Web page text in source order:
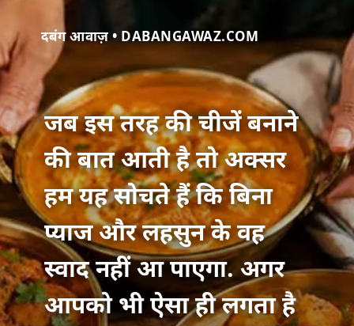
दबंग आवाज़ • DABANGAWAZ.COM
जब इस तरह की चीजें बनाने
की बात आती है तो अक्सर
हम यह सोचते हैं कि बिना
प्याज और लहसुन के वह
स्वाद नहीं आ पाएगा. अगर
आपको भी ऐसा ही लगता है